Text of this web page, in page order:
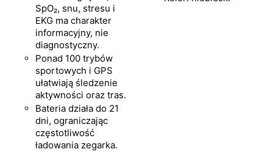
SpO₂, snu, stresu i
EKG ma charakter
informacyjny, nie
diagnostyczny.
Ponad 100 trybów
sportowych i GPS
ułatwiają śledzenie
aktywności oraz tras.
Bateria działa do 21
dni, ograniczając
częstotliwość
ładowania zegarka.